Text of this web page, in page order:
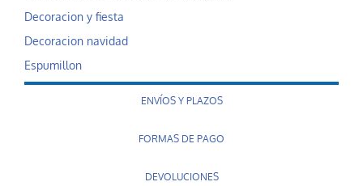
Decoracion y fiesta
Decoracion navidad
Espumillon
ENVÍOS Y PLAZOS
FORMAS DE PAGO
DEVOLUCIONES